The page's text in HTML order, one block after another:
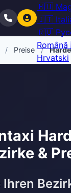
🇭🇺
🇮🇹
🇷🇺
Română
Hrvatski
/ Preise /
&
Ihren